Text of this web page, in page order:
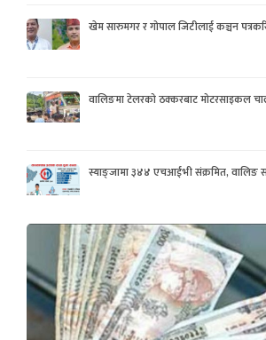
खेम सारुमगर र गोपाल जिटीलाई कञ्चन
वालिङमा टेलरको ठक्करबाट मोटरसाइकल
स्याङ्जामा ३४४ एचआईभी संक्रमित, वालिङ